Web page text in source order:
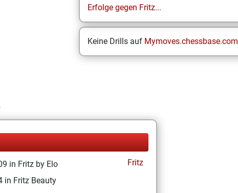
Erfolge gegen Fritz...
Keine Drills auf Mymoves.chessbase.com
in Fritz by Elo
Fritz
in Fritz Beauty